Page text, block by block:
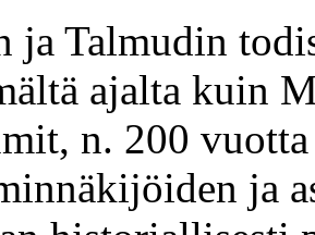
ja Talmudin
ajalta kuin
n. 200
ja